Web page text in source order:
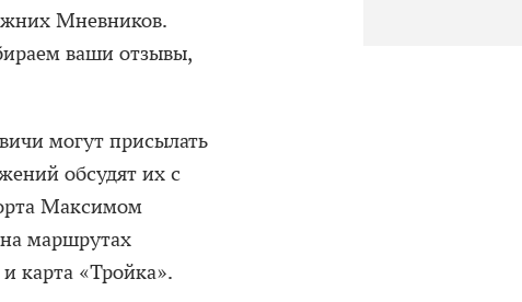
Мневников.
ваши отзывы,
могут присылать
обсудят их с
Максимом
маршрутах
карта «Тройка».